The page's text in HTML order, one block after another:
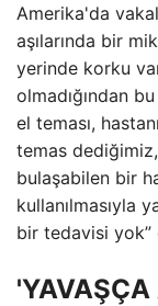
Amerika'da
aşılarında bir
yerinde korku
olmadığından
el teması,
temas
bulaşabilen bir
kullanılmasıyla
bir tedavisi yok”
'YAVAŞÇA